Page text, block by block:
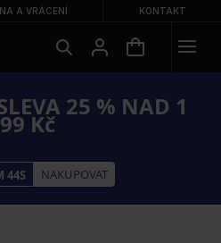
A VRÁCENÍ KONTAKT
25 % NAD 1
Kč
44S NAKUPOVAT